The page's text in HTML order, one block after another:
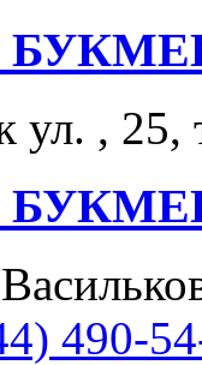
ул. , 25,
490-